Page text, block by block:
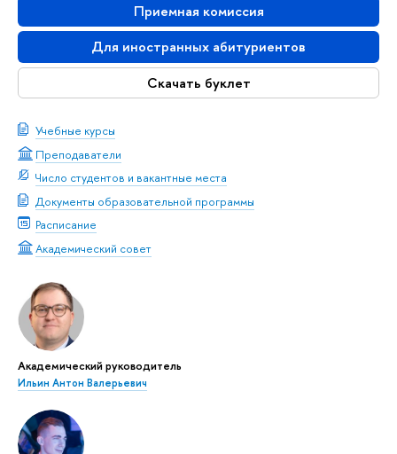
Приемная комиссия
Для иностранных абитуриентов
Скачать буклет
Учебные курсы
Преподаватели
Число студентов и вакантные места
Документы образовательной программы
Расписание
Академический совет
Академический руководитель
Ильин Антон Валерьевич